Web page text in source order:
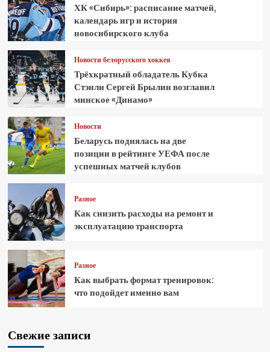
ХК «Сибирь»: расписание матчей,
календарь игр и история
новосибирского клуба
Новости белорусского хоккея
Трёхкратный обладатель Кубка
Стэнли Сергей Брылин возглавил
минское «Динамо»
Новости
Беларусь поднялась на две
позиции в рейтинге УЕФА после
успешных матчей клубов
Разное
Как снизить расходы на ремонт и
эксплуатацию транспорта
Разное
Как выбрать формат тренировок:
что подойдет именно вам
Свежие записи